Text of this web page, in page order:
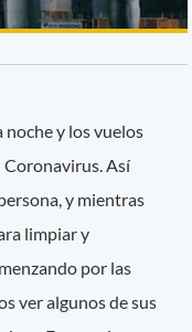
noche y los vuelos
Coronavirus. Así
y mientras
limpiar y
por las
ver algunos de sus